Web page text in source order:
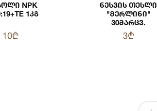
NPK
1კგ
10₾
Ნესვის Თესლი
"მერლინი"
30მარცვ.
3₾